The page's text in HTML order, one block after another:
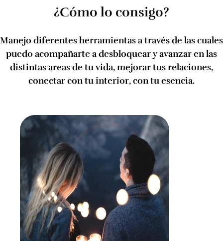
¿Cómo lo consigo?
Manejo diferentes herramientas a través de las cuales
puedo acompañarte a desbloquear y avanzar en las
distintas areas de tu vida, mejorar tus relaciones,
conectar con tu interior, con tu esencia.